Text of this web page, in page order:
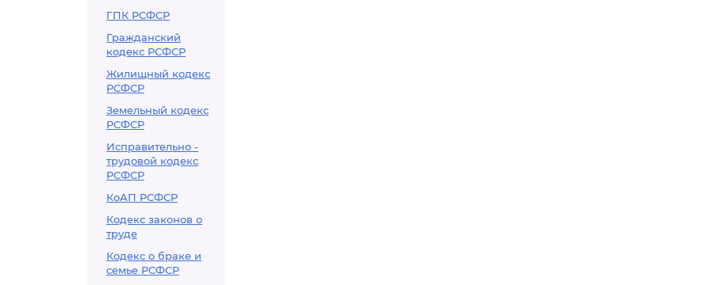
ГПК РСФСР
Гражданский
кодекс РСФСР
Жилищный кодекс
РСФСР
Земельный кодекс
РСФСР
Исправительно -
трудовой кодекс
РСФСР
КоАП РСФСР
Кодекс законов о
труде
Кодекс о браке и
семье РСФСР